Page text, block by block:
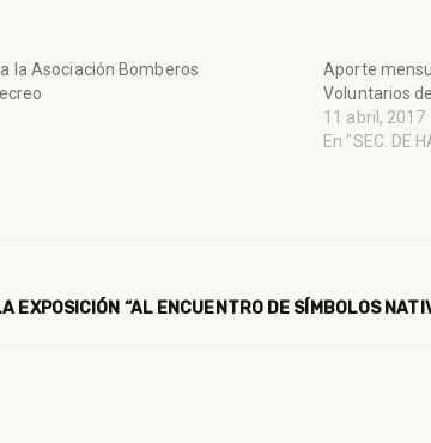
la Asociación Bomberos
Aporte
Voluntarios
11 abril, 2017
En "SEC. DE
EXPOSICIÓN “AL ENCUENTRO DE SÍMBOLOS